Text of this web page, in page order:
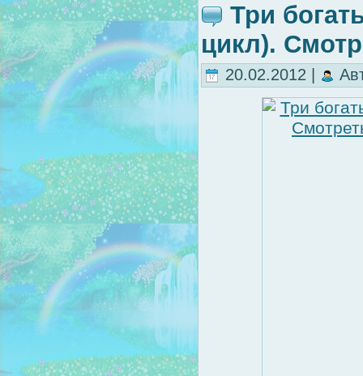
Три
цикл).
20.02.2012 |